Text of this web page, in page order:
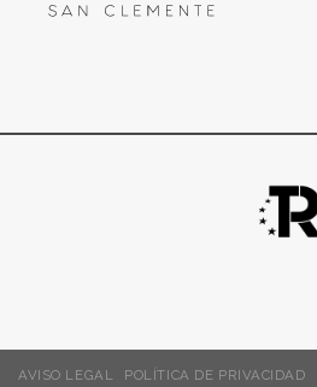
AVISO LEGAL POLÍTICA DE PRIVACIDAD